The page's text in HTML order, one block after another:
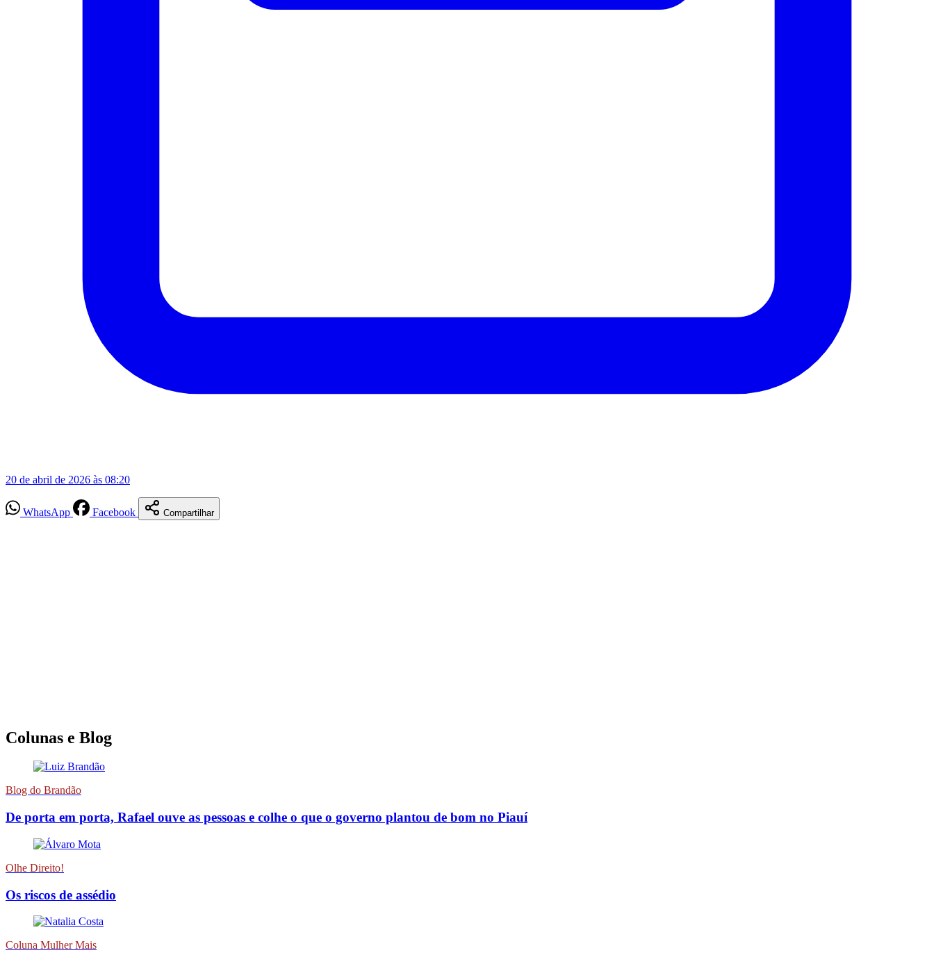
20 de abril de 2026 às 08:20
WhatsApp Facebook Compartilhar
Colunas e Blog
Blog do Brandão
De porta em porta, Rafael ouve as pessoas e colhe o que o governo plantou de bom no Piauí
Olhe Direito!
Os riscos de assédio
Coluna Mulher Mais